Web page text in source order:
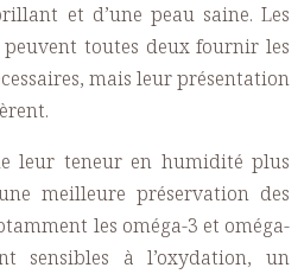
et d’une peau saine. Les
toutes deux fournir les
mais leur présentation
leur teneur en humidité plus
meilleure préservation des
les oméga-3 et oméga-
sensibles à l’oxydation, un